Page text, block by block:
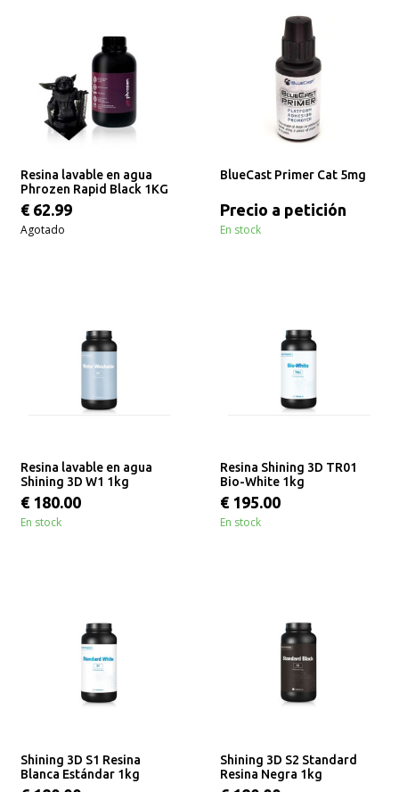
Resina lavable en agua
Phrozen Rapid Black 1KG
€ 62.99
Agotado
BlueCast Primer Cat 5mg
Precio a petición
En stock
Resina lavable en agua
Shining 3D W1 1kg
€ 180.00
En stock
Resina Shining 3D TR01
Bio-White 1kg
€ 195.00
En stock
Shining 3D S1 Resina
Blanca Estándar 1kg
Shining 3D S2 Standard
Resina Negra 1kg